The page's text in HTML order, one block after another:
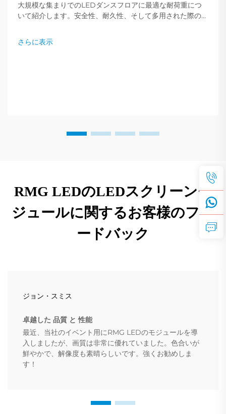
大規模な集まりでのLEDダンスフロアに最適な耐荷重につ
いて紹介します。安全性、耐久性、そして多用された際の性
さらに表示
RMG LEDのLEDスクリーンモ
ジュールに関するお客様のフィ
ードバック
ジョン・スミス
卓越した 品質 と 性能
最近、当社のイベント用にRMG LEDのモジュールを導
入しましたが、画質は非常に優れていました。色合いが
鮮やかで、解像度も素晴らしいです。強くお勧めしま
す！